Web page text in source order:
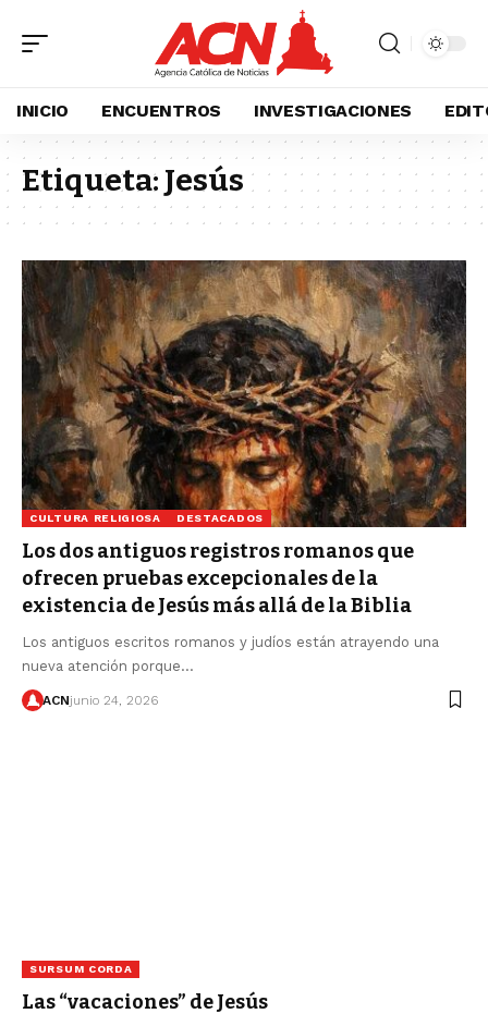
INICIO ENCUENTROS INVESTIGACIONES
Etiqueta: Jesús
CULTURA RELIGIOSA DESTACADOS
Los dos antiguos registros romanos que
ofrecen pruebas excepcionales de la
existencia de Jesús más allá de la Biblia
Los antiguos escritos romanos y judíos están atrayendo una
nueva atención porque…
ACNjunio 24, 2026
SURSUM CORDA
Las “vacaciones” de Jesús